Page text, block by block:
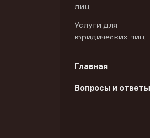
лиц
Услуги для
юридических лиц
Главная
Вопросы и ответы